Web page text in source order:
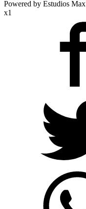
Powered by Estudios Max
x1